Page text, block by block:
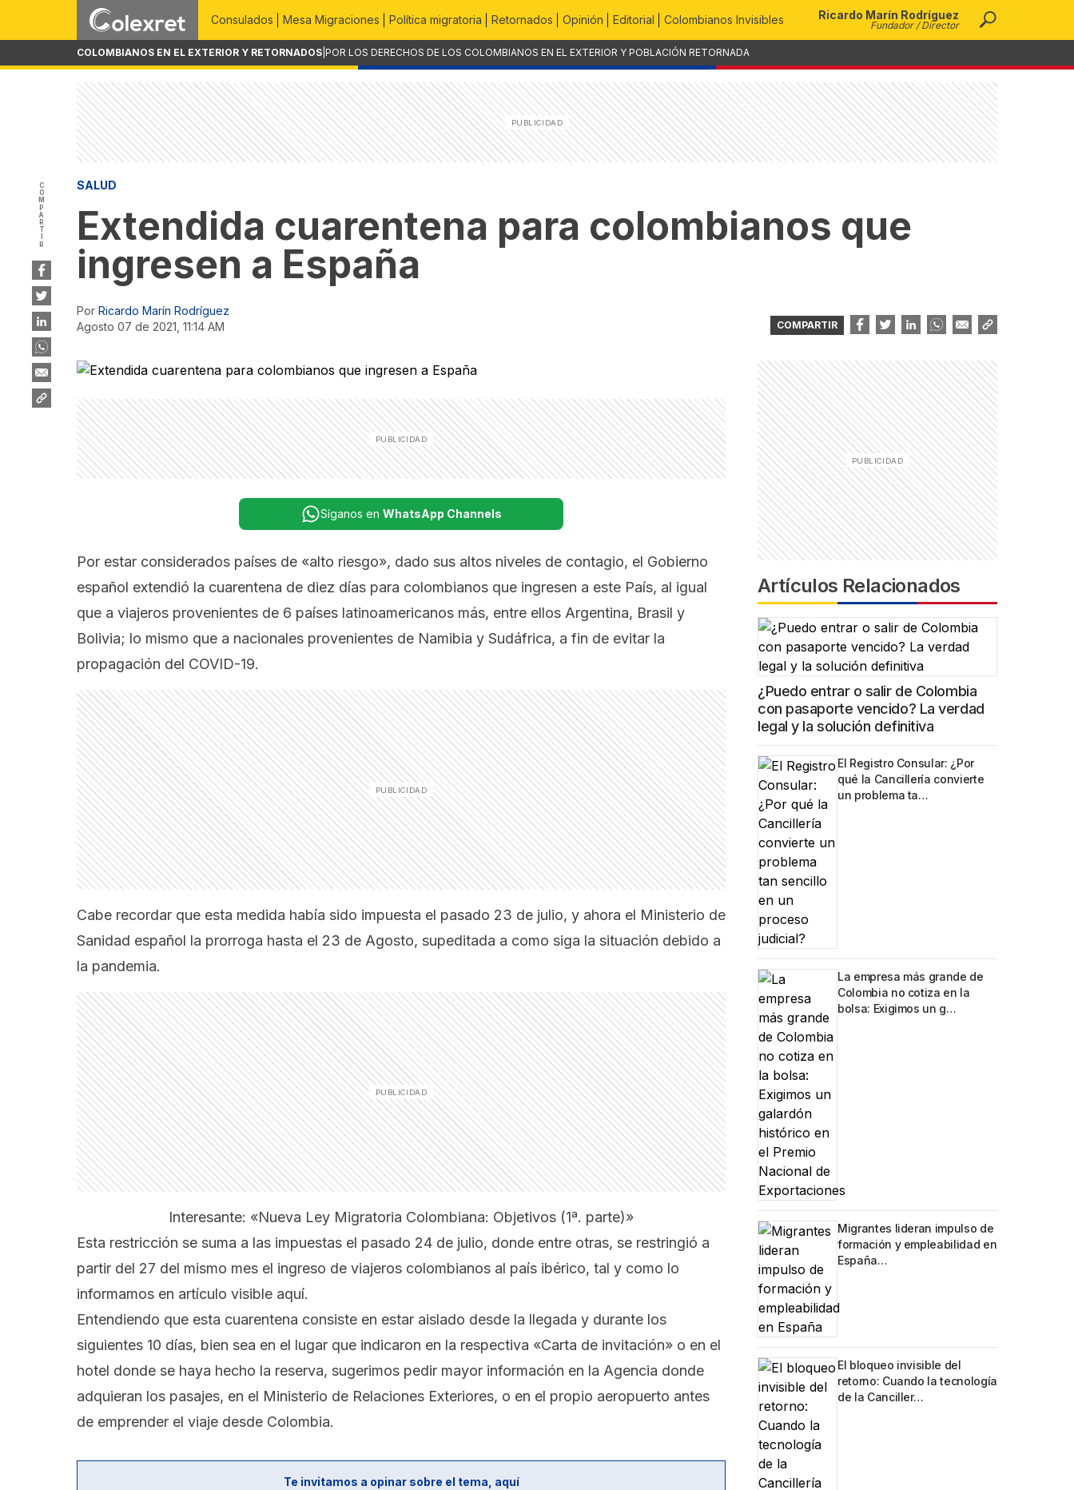
Consulados Mesa Migraciones Política migratoria Retornados Opinión Editorial Colombianos Invisibles Ricardo Marín Rodríguez
Fundador / Director
COLOMBIANOS EN EL EXTERIOR Y RETORNADOS POR LOS DERECHOS DE LOS COLOMBIANOS EN EL EXTERIOR Y POBLACIÓN RETORNADA
COMPARTIR SALUD
Extendida cuarentena para colombianos que
ingresen a España
Por Ricardo Marín Rodríguez
agosto 07 de 2021, 11:14 AM
COMPARTIR
Síganos en WhatsApp Channels
Por estar considerados países de «alto riesgo», dado sus altos niveles de contagio, el Gobierno
español extendió la cuarentena de diez días para colombianos que ingresen a este País, al igual
que a viajeros provenientes de 6 países latinoamericanos más, entre ellos Argentina, Brasil y
Bolivia; lo mismo que a nacionales provenientes de Namibia y Sudáfrica, a fin de evitar la
propagación del COVID-19.
Cabe recordar que esta medida había sido impuesta el pasado 23 de julio, y ahora el Ministerio de
Sanidad español la prorroga hasta el 23 de Agosto, supeditada a como siga la situación debido a
la pandemia.
Interesante: «Nueva Ley Migratoria Colombiana: Objetivos (1ª. parte)»
Esta restricción se suma a las impuestas el pasado 24 de julio, donde entre otras, se restringió a
partir del 27 del mismo mes el ingreso de viajeros colombianos al país ibérico, tal y como lo
informamos en artículo visible aquí.
Entendiendo que esta cuarentena consiste en estar aislado desde la llegada y durante los
siguientes 10 días, bien sea en el lugar que indicaron en la respectiva «Carta de invitación» o en el
hotel donde se haya hecho la reserva, sugerimos pedir mayor información en la Agencia donde
adquieran los pasajes, en el Ministerio de Relaciones Exteriores, o en el propio aeropuerto antes
de emprender el viaje desde Colombia.
Te invitamos a opinar sobre el tema, aquí
Artículos Relacionados
¿Puedo entrar o salir de Colombia
con pasaporte vencido? La verdad
legal y la solución definitiva
El Registro Consular: ¿Por
qué la Cancillería convierte
un problema ta…
La empresa más grande de
Colombia no cotiza en la
bolsa: Exigimos un g…
Migrantes lideran impulso de
formación y empleabilidad en
España…
El bloqueo invisible del
retorno: Cuando la tecnología
de la Canciller…